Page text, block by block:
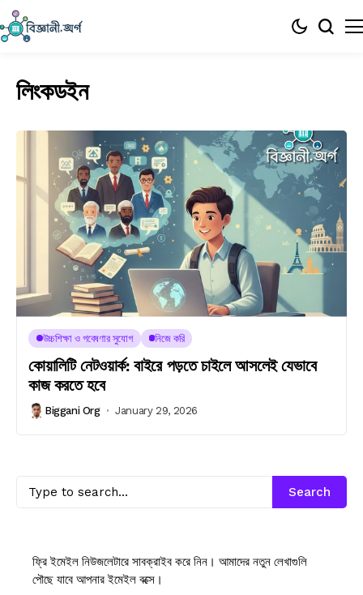
লিংকডইন
উচ্চশিক্ষা ও গবেষণার সুযোগ নিজে করি
কোয়ালিটি নেটওয়ার্ক: বাইরে পড়তে চাইলে আসলেই যেভাবে
কাজ করতে হবে
Biggani Org January 29, 2026
Search
ফ্রি ইমেইল নিউজলেটারে সাবক্রাইব করে নিন। আমাদের নতুন লেখাগুলি
পৌছে যাবে আপনার ইমেইল বক্সে।